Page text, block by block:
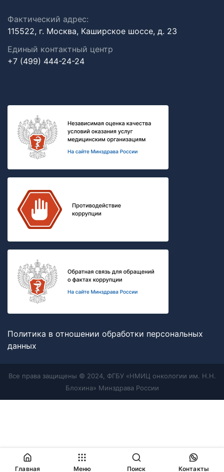
Фактический адрес:
115522, г. Москва, Каширское шоссе, д. 23
Единый контактный центр
+7 (499) 444-24-24
Политика в отношении обработки персональных
данных
Все права защищены © 2024, ФГБУ «НМИЦ онкологии им. Н.Н.
Блохина» Минздрава России
Главная Меню Поиск Контакты